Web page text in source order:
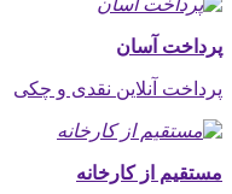
پرداخت آسان
پرداخت آنلاین نقدی و چکی
مستقیم از کارخانه